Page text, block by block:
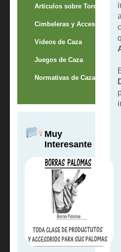
Articulos sobre Torcaces
Cimbeleras y Accesorios
Videos de Caza
Juegos de Caza
Normativas de Caza
Muy
Interesante